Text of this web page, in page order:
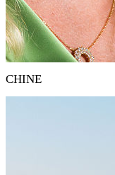
CHINE